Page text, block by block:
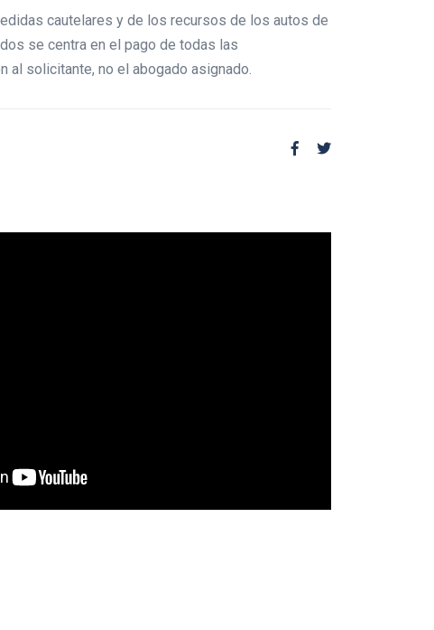
cautelares y de los recursos de los autos de
se centra en el pago de todas las
al solicitante, no el abogado asignado.